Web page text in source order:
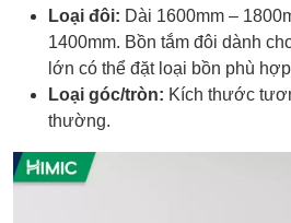
Loại đôi: Dài 1600mm –
1400mm. Bồn tắm đôi dành
lớn có thể đặt loại bồn phù
Loại góc/tròn: Kích thước
thường.